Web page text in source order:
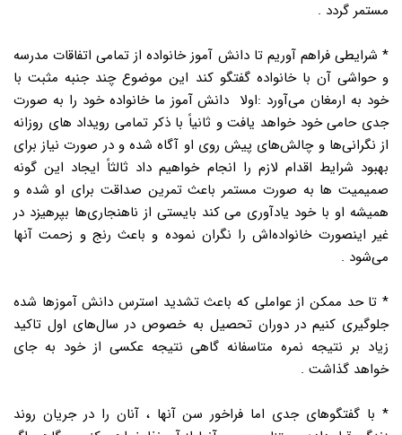
مستمر گردد .
* شرایطی فراهم آوریم تا دانش آموز خانواده از تمامی اتفاقات مدرسه
و حواشی آن با خانواده گفتگو کند این موضوع چند جنبه مثبت با
خود به ارمغان می‌آورد :اولا دانش آموز ما خانواده خود را به صورت
جدی حامی خود خواهد یافت و ثانیاً با ذکر تمامی رویداد های روزانه
از نگرانی‌ها و چالش‌های پیش روی او آگاه شده و در صورت نیاز برای
بهبود شرایط اقدام لازم را انجام خواهیم داد ثالثاً ایجاد این گونه
صمیمیت ها به صورت مستمر باعث تمرین صداقت برای او شده و
همیشه او با خود یادآوری می کند بایستی از ناهنجاری‌ها بپرهیزد در
غیر اینصورت خانواده‌اش را نگران نموده و باعث رنج و زحمت آنها
می‌شود .
* تا حد ممکن از عواملی که باعث تشدید استرس دانش آموزها شده
جلوگیری کنیم در دوران تحصیل به خصوص در سال‌های اول تاکید
زیاد بر نتیجه نمره متاسفانه گاهی نتیجه عکسی از خود به جای
خواهد گذاشت .
* با گفتگوهای جدی اما فراخور سن آنها ، آنان را در جریان روند